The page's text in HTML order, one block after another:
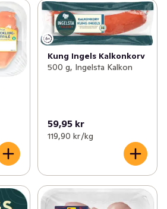
Kung Ingels Kalkonkorv
500 g, Ingelsta Kalkon
59,95 kr
119,90 kr /kg